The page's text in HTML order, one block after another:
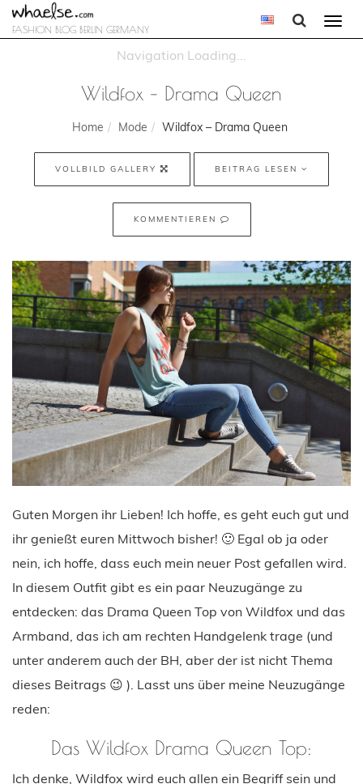
FASHION BLOG BERLIN GERMANY
Wildfox – Drama Queen
Home Mode Wildfox – Drama Queen
VOLLBILD GALLERY BEITRAG LESEN
KOMMENTIEREN
Guten Morgen ihr Lieben! Ich hoffe, es geht euch gut und
ihr genießt euren Mittwoch bisher! 🙂 Egal ob ja oder
nein, ich hoffe, dass euch mein neuer Post gefallen wird.
In diesem Outfit gibt es ein paar Neuzugänge zu
entdecken: das Drama Queen Top von Wildfox und das
Armband, das ich am rechten Handgelenk trage (und
unter anderem auch der BH, aber der ist nicht Thema
dieses Beitrags 😉 ). Lasst uns über meine Neuzugänge
reden:
Das Wildfox Drama Queen Top:
Ich denke, Wildfox wird euch allen ein Begriff sein und